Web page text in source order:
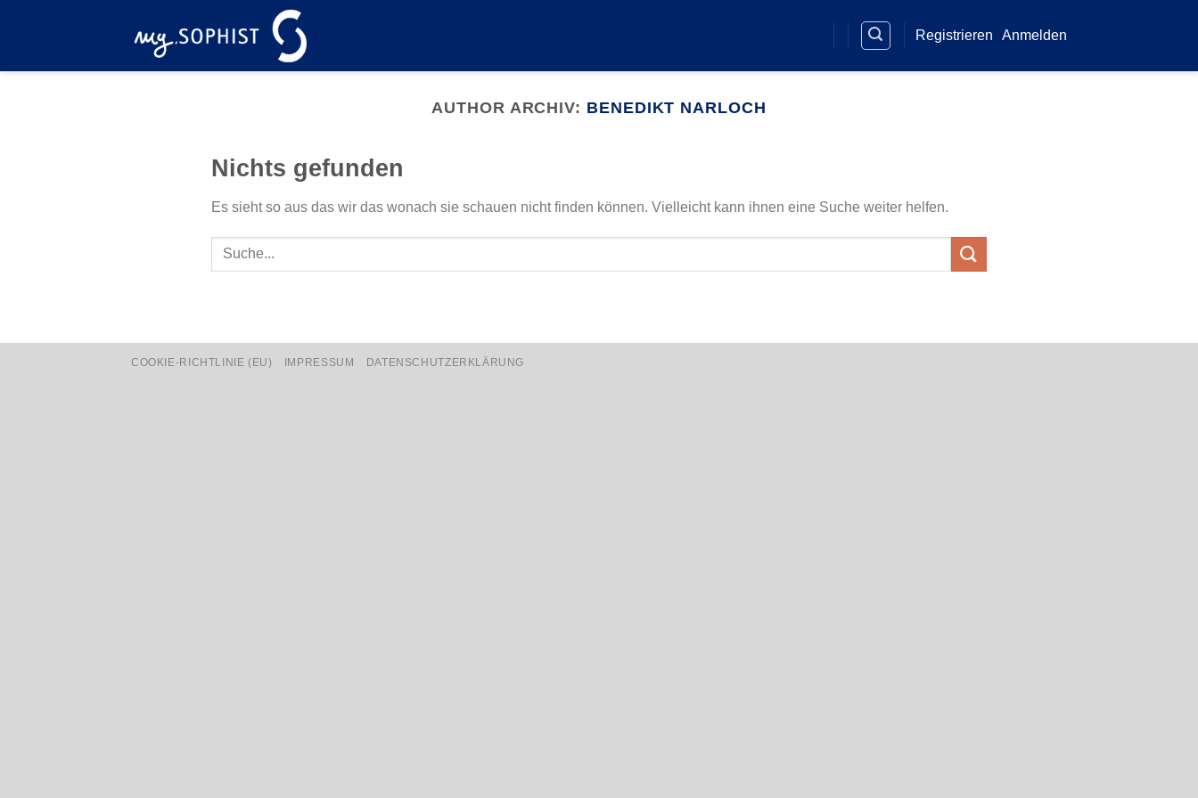
Registrieren Anmelden
AUTHOR ARCHIV: BENEDIKT NARLOCH
Nichts gefunden
Es sieht so aus das wir das wonach sie schauen nicht finden können. Vielleicht kann ihnen eine Suche weiter helfen.
COOKIE-RICHTLINIE (EU) IMPRESSUM DATENSCHUTZERKLÄRUNG